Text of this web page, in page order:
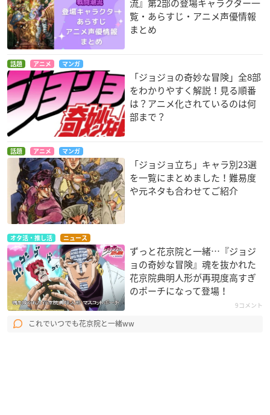
流』第2部の登場キャラクター一
覧・あらすじ・アニメ声優情報
まとめ
話題 アニメ マンガ
「ジョジョの奇妙な冒険」全8部
をわかりやすく解説！見る順番
は？アニメ化されているのは何
部まで？
話題 アニメ マンガ
「ジョジョ立ち」キャラ別23選
を一覧にまとめました！難易度
や元ネタも合わせてご紹介
オタ活・推し活 ニュース
ずっと花京院と一緒…『ジョジ
ョの奇妙な冒険』魂を抜かれた
花京院典明人形が再現度高すぎ
のポーチになって登場！
9コメント
これでいつでも花京院と一緒ww